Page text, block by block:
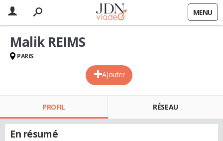
MENU
Ajouter
Malik REIMS
PARIS
PROFIL RÉSEAU
En résumé